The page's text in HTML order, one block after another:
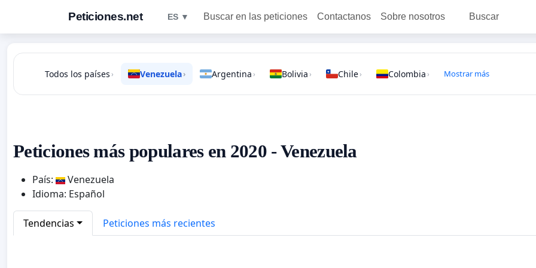
Peticiones.net ES ▼ Buscar en las peticiones Contactanos Sobre nosotros Buscar
Todos los países › Venezuela› Argentina › Bolivia › Chile› Colombia › Mostrar más
Peticiones más populares en 2020 - Venezuela
País:
Venezuela
Idioma: Español
Tendencias Peticiones más recientes